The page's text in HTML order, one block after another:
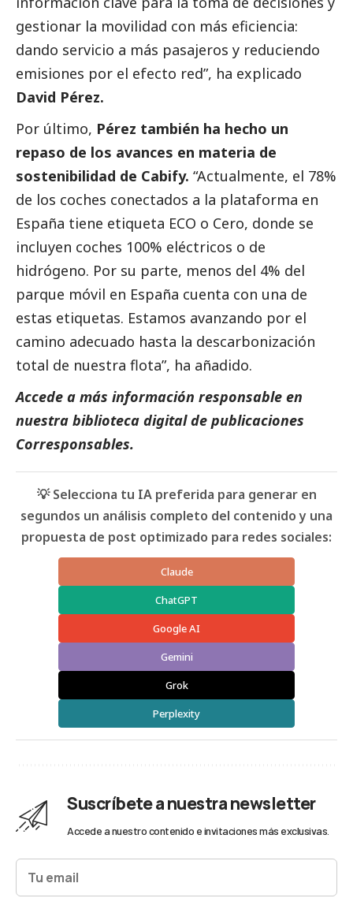
gestionar la movilidad con más eficiencia:
dando servicio a más pasajeros y reduciendo
emisiones por el efecto red”, ha explicado
David Pérez.
Por último, Pérez también ha hecho un
repaso de los avances en materia de
sostenibilidad de Cabify. “Actualmente, el 78%
de los coches conectados a la plataforma en
España tiene etiqueta ECO o Cero, donde se
incluyen coches 100% eléctricos o de
hidrógeno. Por su parte, menos del 4% del
parque móvil en España cuenta con una de
estas etiquetas. Estamos avanzando por el
camino adecuado hasta la descarbonización
total de nuestra flota”, ha añadido.
Accede a más información responsable en
nuestra biblioteca digital de publicaciones
Corresponsables.
💡 Selecciona tu IA preferida para generar en
segundos un análisis completo del contenido y una
propuesta de post optimizado para redes sociales:
Claude
ChatGPT
Google AI
Gemini
Grok
Perplexity
Suscríbete a nuestra newsletter
Accede a nuestro contenido e invitaciones más exclusivas.